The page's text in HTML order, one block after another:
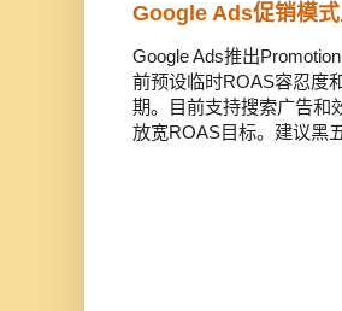
Google Ads促销模
Google Ads推出
前预设临时ROAS容忍度
期。目前支持搜索广告和
放宽ROAS目标。建议黑